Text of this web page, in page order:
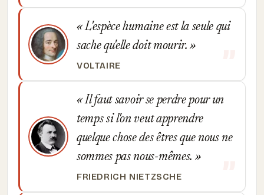
L'espèce humaine est la seule qui
sache qu'elle doit mourir.
VOLTAIRE
Il faut savoir se perdre pour un
temps si l'on veut apprendre
quelque chose des êtres que nous ne
sommes pas nous-mêmes.
FRIEDRICH NIETZSCHE